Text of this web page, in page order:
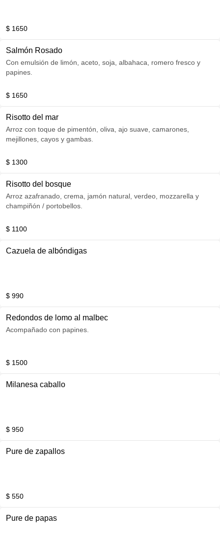
$ 1650
Salmón Rosado
Con emulsión de limón, aceto, soja, albahaca, romero fresco y
papines.
$ 1650
Risotto del mar
Arroz con toque de pimentón, oliva, ajo suave, camarones,
mejillones, cayos y gambas.
$ 1300
Risotto del bosque
Arroz azafranado, crema, jamón natural, verdeo, mozzarella y
champiñón / portobellos.
$ 1100
Cazuela de albóndigas
$ 990
Redondos de lomo al malbec
Acompañado con papines.
$ 1500
Milanesa caballo
$ 950
Pure de zapallos
$ 550
Pure de papas